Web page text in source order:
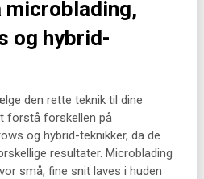
microblading,
og hybrid-
den rette teknik til dine
forstå forskellen på
og hybrid-teknikker, da de
resultater. Microblading
små, fine snit laves i huden